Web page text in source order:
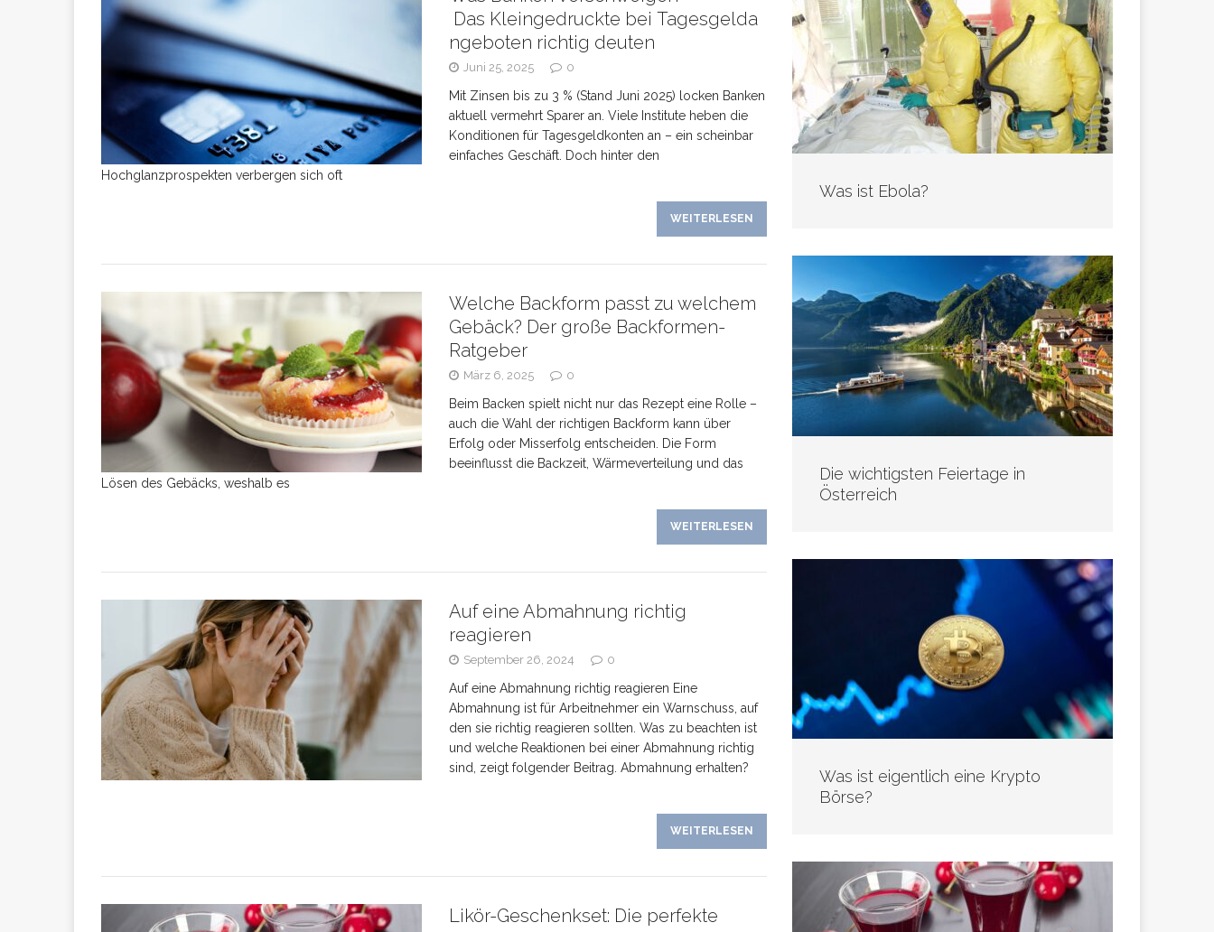
Ursachen für Problemverhalten und was wirklich hilft TIERE
Das Kleingedruckte bei Tagesgelda
ngeboten richtig deuten
Juni 25, 2025 0
Mit Zinsen bis zu 3 % (Stand Juni 2025) locken Banken
aktuell vermehrt Sparer an. Viele Institute heben die
Konditionen für Tagesgeldkonten an – ein scheinbar
einfaches Geschäft. Doch hinter den
Hochglanzprospekten verbergen sich oft
WEITERLESEN
Welche Backform passt zu welchem
Gebäck? Der große Backformen-
Ratgeber
März 6, 2025 0
Beim Backen spielt nicht nur das Rezept eine Rolle –
auch die Wahl der richtigen Backform kann über
Erfolg oder Misserfolg entscheiden. Die Form
beeinflusst die Backzeit, Wärmeverteilung und das
Lösen des Gebäcks, weshalb es
WEITERLESEN
Auf eine Abmahnung richtig
reagieren
September 26, 2024 0
Auf eine Abmahnung richtig reagieren Eine
Abmahnung ist für Arbeitnehmer ein Warnschuss, auf
den sie richtig reagieren sollten. Was zu beachten ist
und welche Reaktionen bei einer Abmahnung richtig
sind, zeigt folgender Beitrag. Abmahnung erhalten?
WEITERLESEN
Likör-Geschenkset: Die perfekte
Was ist Ebola?
Die wichtigsten Feiertage in
Österreich
Was ist eigentlich eine Krypto
Börse?